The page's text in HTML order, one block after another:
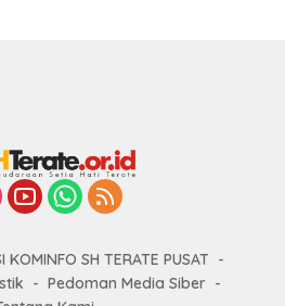
KOMINFO SH TERATE PUSAT
Pedoman Media Siber